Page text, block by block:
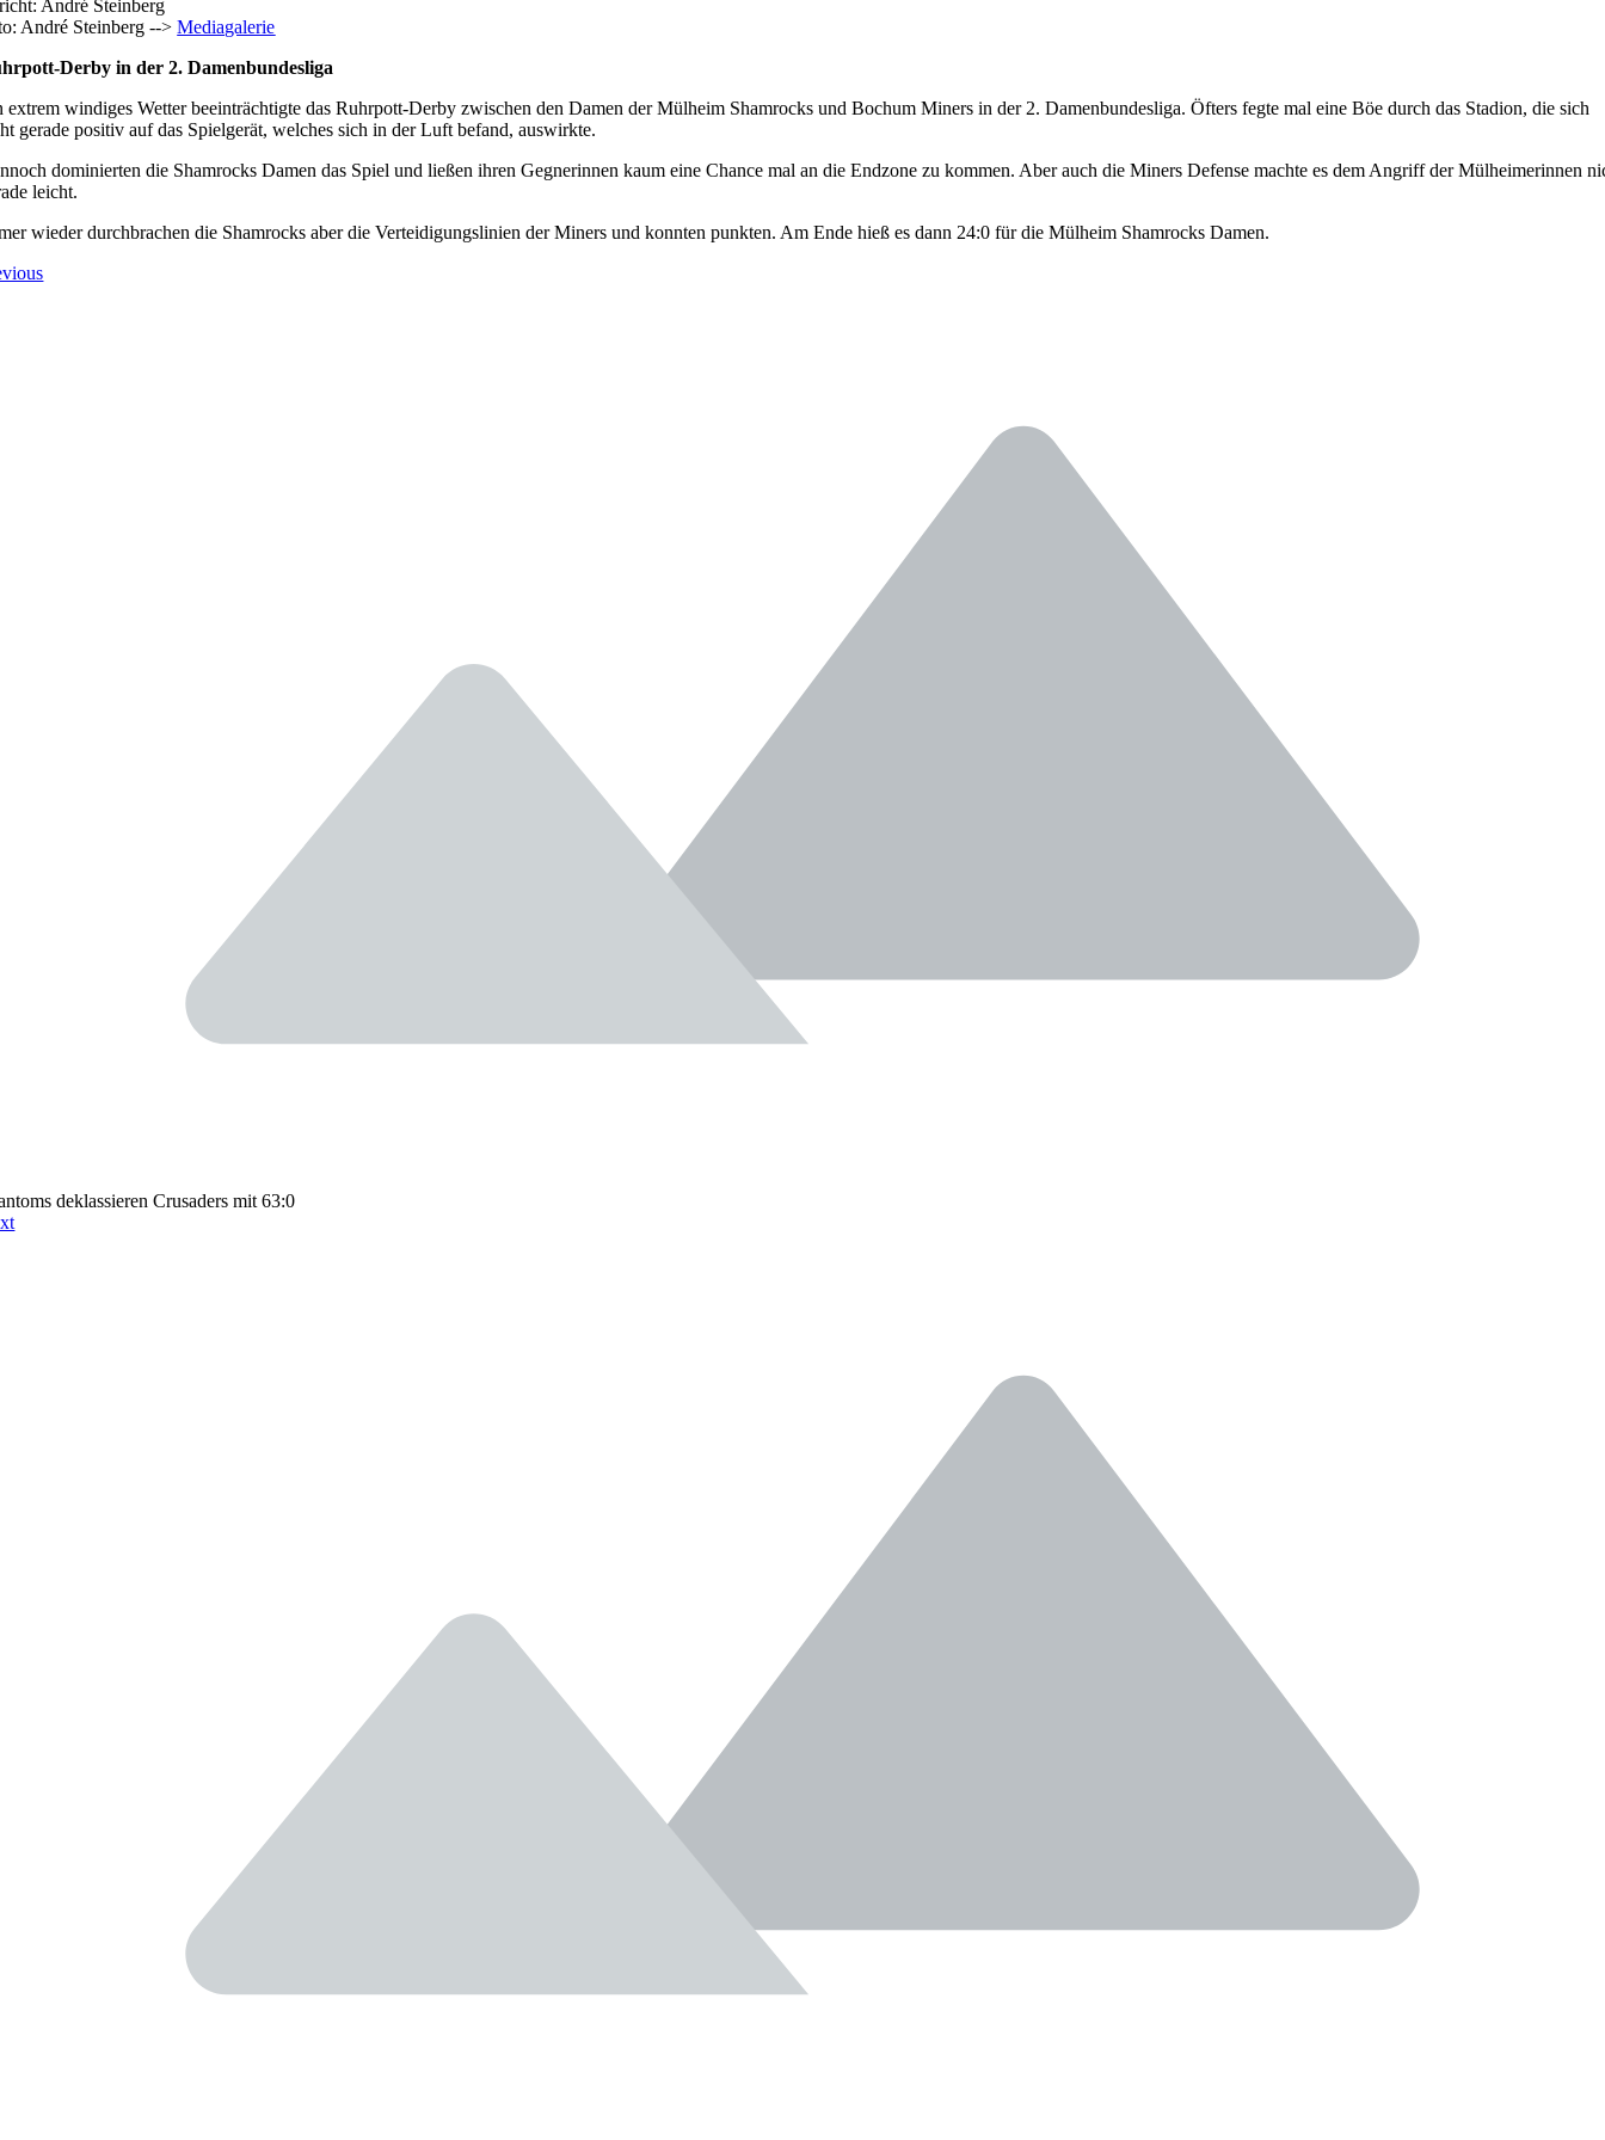
André Steinberg
André Steinberg -->Mediagalerie
Derby in der 2. Damenbundesliga
extrem windiges Wetter beeinträchtigte das Ruhrpott-Derby zwischen den Damen der Mülheim Shamrocks und Bochum Miners in der 2. Damenbundesliga. Öfters fegte mal eine Böe durch das Stadion, die sich
gerade positiv auf das Spielgerät, welches sich in der Luft befand, auswirkte.
dominierten die Shamrocks Damen das Spiel und ließen ihren Gegnerinnen kaum eine Chance mal an die Endzone zu kommen. Aber auch die Miners Defense machte es dem Angriff der Mülheimerinnen
leicht.
wieder durchbrachen die Shamrocks aber die Verteidigungslinien der Miners und konnten punkten. Am Ende hieß es dann 24:0 für die Mülheim Shamrocks Damen.
deklassieren Crusaders mit 63:0